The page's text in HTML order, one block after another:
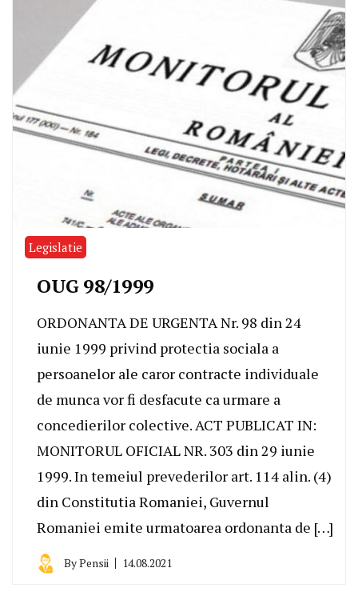
Legislatie
OUG 98/1999
ORDONANTA DE URGENTA Nr. 98 din 24
iunie 1999 privind protectia sociala a
persoanelor ale caror contracte individuale
de munca vor fi desfacute ca urmare a
concedierilor colective. ACT PUBLICAT IN:
MONITORUL OFICIAL NR. 303 din 29 iunie
1999. In temeiul prevederilor art. 114 alin. (4)
din Constitutia Romaniei, Guvernul
Romaniei emite urmatoarea ordonanta de […]
ByPensii 14.08.2021